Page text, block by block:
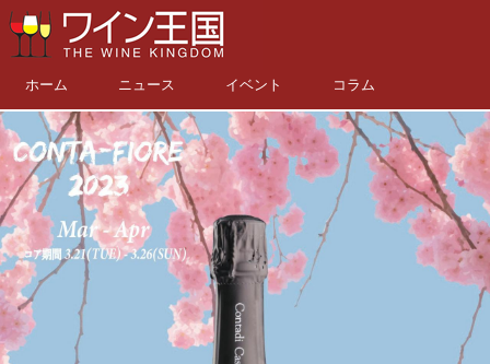
ホーム ニュース イベント コラム